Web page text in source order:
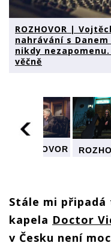
ROZHOVOR |
nahrávání s
nikdy
věčně
ROZHOVOR
Na
nahrávání
s Danem
McCaffertym
Na
s
Stále mi
kapela Doctor
v Česku není